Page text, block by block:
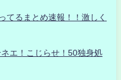
てるまとめ速報！！激しく
エ！こじらせ！50独身処